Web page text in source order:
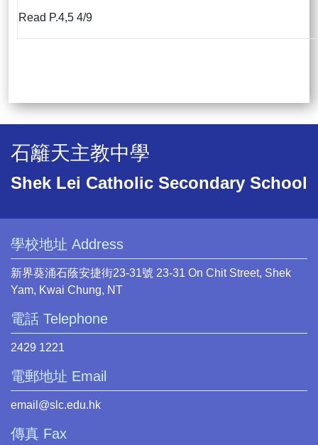
Read P.4,5 4/9
石籬天主教中學
Shek Lei Catholic Secondary School
學校地址 Address
新界葵涌石蔭安捷街23-31號 23-31 On Chit Street, Shek
Yam, Kwai Chung, NT
電話 Telephone
2429 1221
電郵地址 Email
email@slc.edu.hk
傳真 Fax